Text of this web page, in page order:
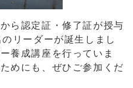
ら認定証・修了証が授与
リーダーが誕生しまし
養成講座を行っていま
めにも、ぜひご参加くだ